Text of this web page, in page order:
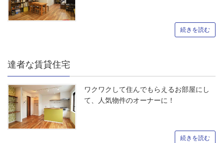
続きを読む
達者な賃貸住宅
ワクワクして住んでもらえるお部屋にし
て、人気物件のオーナーに！
続きを読む